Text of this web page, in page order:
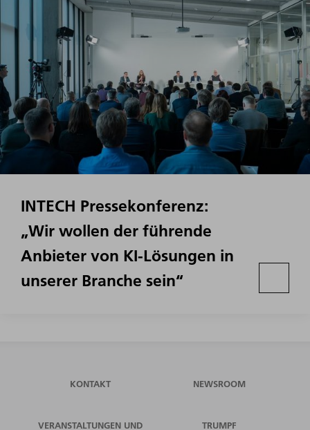
INTECH Pressekonferenz:
„Wir wollen der führende
Anbieter von KI-Lösungen in
unserer Branche sein“
KONTAKT NEWSROOM
VERANSTALTUNGEN UND
TRUMPF